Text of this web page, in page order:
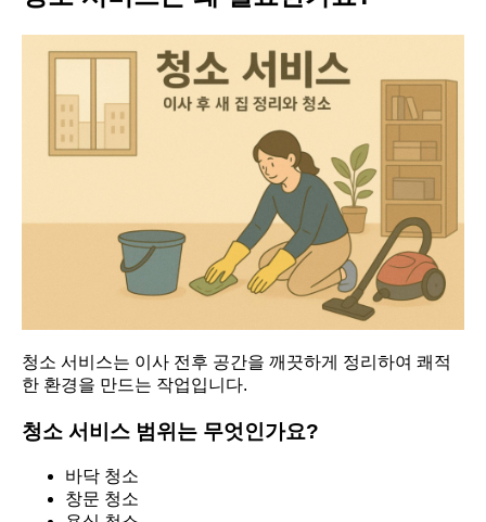
청소 서비스는 이사 전후 공간을 깨끗하게 정리하여 쾌적
한 환경을 만드는 작업입니다.
청소 서비스 범위는 무엇인가요?
바닥 청소
창문 청소